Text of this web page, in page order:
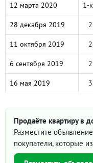
12 марта 2020 1-
28 декабря 2019
11 октября 2019
6 сентября 2019
16 мая 2019
Продаёте квартиру в
Разместите
покупатели, которые